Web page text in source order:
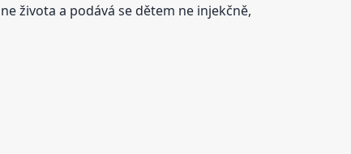
života a podává se dětem ne injekčně,